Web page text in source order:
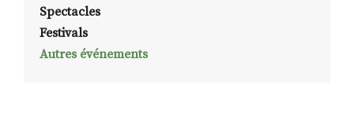
Spectacles
Festivals
Autres événements